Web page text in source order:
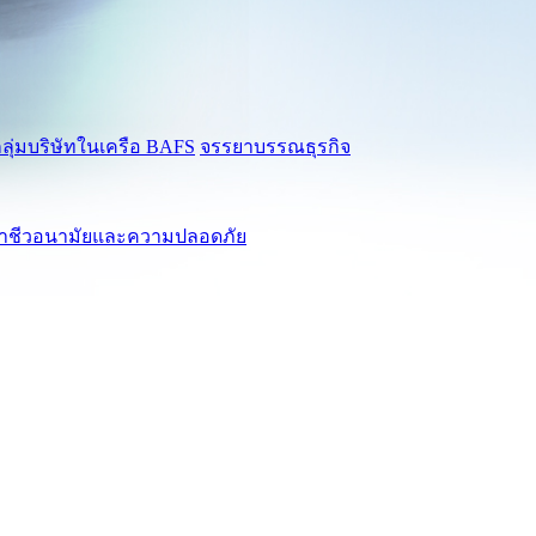
บริษัทในเครือ BAFS จรรยาบรรณธุรกิจ
ชีวอนามัยและความปลอดภัย